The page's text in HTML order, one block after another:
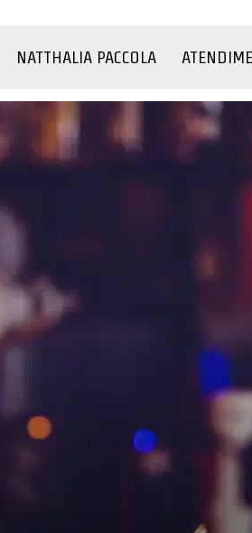
NATTHALIA PACCOLA